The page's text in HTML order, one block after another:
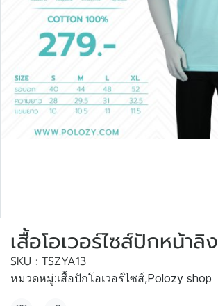
เสื้อโอเวอร์ไซส์ปักหน้าลิง
SKU : TSZYA13
หมวดหมู่:เสื้อปักโอเวอร์ไซส์,Polozy shop